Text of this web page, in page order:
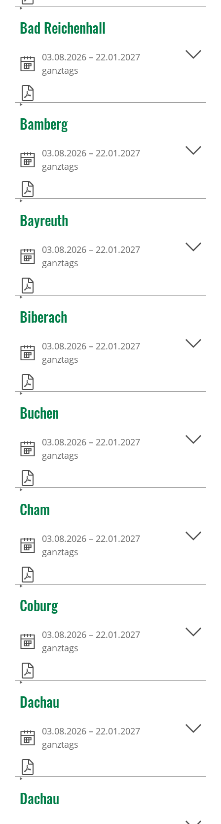
Bad Reichenhall
03.08.2026 – 22.01.2027
ganztags
Bamberg
03.08.2026 – 22.01.2027
ganztags
Bayreuth
03.08.2026 – 22.01.2027
ganztags
Biberach
03.08.2026 – 22.01.2027
ganztags
Buchen
03.08.2026 – 22.01.2027
ganztags
Cham
03.08.2026 – 22.01.2027
ganztags
Coburg
03.08.2026 – 22.01.2027
ganztags
Dachau
03.08.2026 – 22.01.2027
ganztags
Dachau